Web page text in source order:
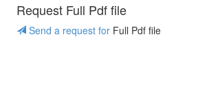
Request Full Pdf file
Send a request for Full Pdf file